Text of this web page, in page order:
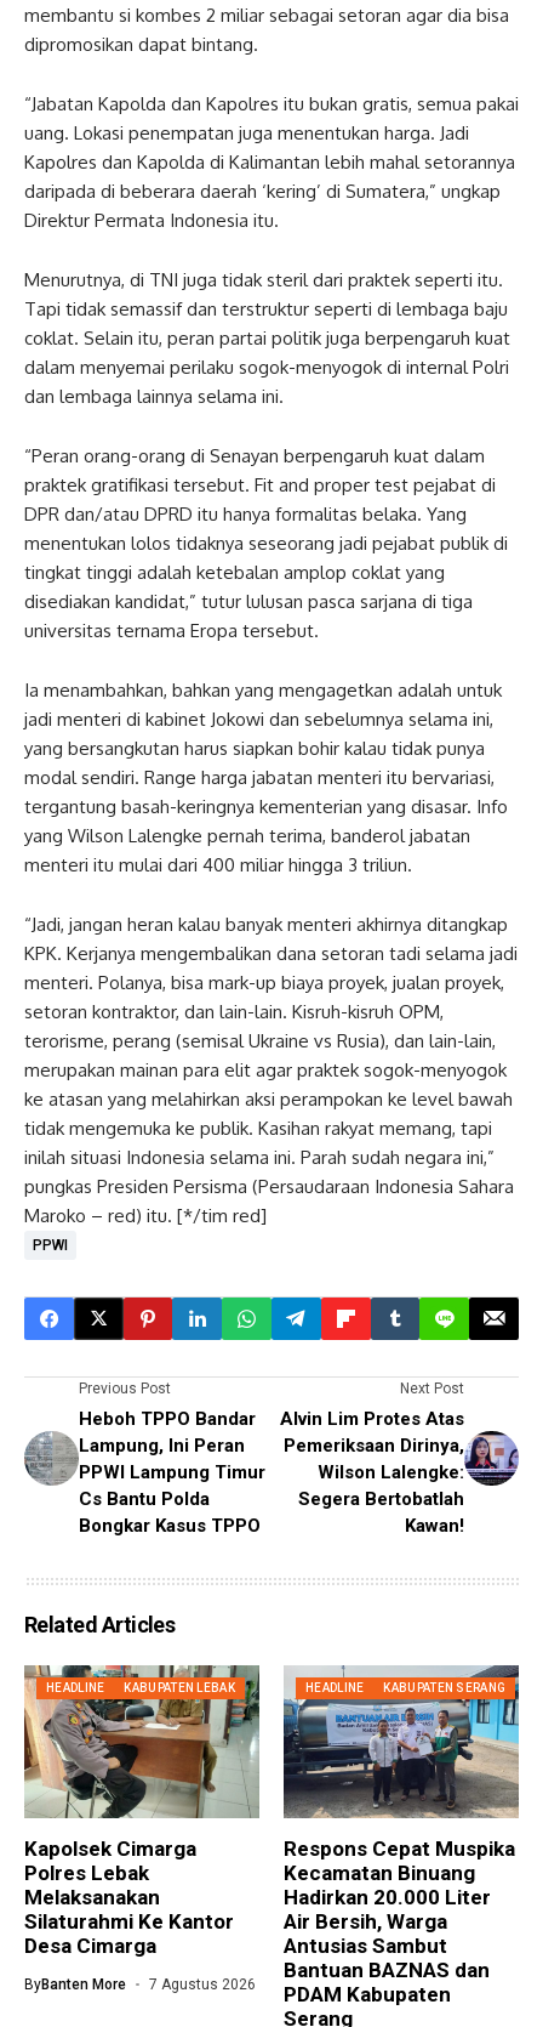
membantu si kombes 2 miliar sebagai setoran agar dia bisa
dipromosikan dapat bintang.
“Jabatan Kapolda dan Kapolres itu bukan gratis, semua pakai
uang. Lokasi penempatan juga menentukan harga. Jadi
Kapolres dan Kapolda di Kalimantan lebih mahal setorannya
daripada di beberara daerah ‘kering’ di Sumatera,” ungkap
Direktur Permata Indonesia itu.
Menurutnya, di TNI juga tidak steril dari praktek seperti itu.
Tapi tidak semassif dan terstruktur seperti di lembaga baju
coklat. Selain itu, peran partai politik juga berpengaruh kuat
dalam menyemai perilaku sogok-menyogok di internal Polri
dan lembaga lainnya selama ini.
“Peran orang-orang di Senayan berpengaruh kuat dalam
praktek gratifikasi tersebut. Fit and proper test pejabat di
DPR dan/atau DPRD itu hanya formalitas belaka. Yang
menentukan lolos tidaknya seseorang jadi pejabat publik di
tingkat tinggi adalah ketebalan amplop coklat yang
disediakan kandidat,” tutur lulusan pasca sarjana di tiga
universitas ternama Eropa tersebut.
Ia menambahkan, bahkan yang mengagetkan adalah untuk
jadi menteri di kabinet Jokowi dan sebelumnya selama ini,
yang bersangkutan harus siapkan bohir kalau tidak punya
modal sendiri. Range harga jabatan menteri itu bervariasi,
tergantung basah-keringnya kementerian yang disasar. Info
yang Wilson Lalengke pernah terima, banderol jabatan
menteri itu mulai dari 400 miliar hingga 3 triliun.
“Jadi, jangan heran kalau banyak menteri akhirnya ditangkap
KPK. Kerjanya mengembalikan dana setoran tadi selama jadi
menteri. Polanya, bisa mark-up biaya proyek, jualan proyek,
setoran kontraktor, dan lain-lain. Kisruh-kisruh OPM,
terorisme, perang (semisal Ukraine vs Rusia), dan lain-lain,
merupakan mainan para elit agar praktek sogok-menyogok
ke atasan yang melahirkan aksi perampokan ke level bawah
tidak mengemuka ke publik. Kasihan rakyat memang, tapi
inilah situasi Indonesia selama ini. Parah sudah negara ini,”
pungkas Presiden Persisma (Persaudaraan Indonesia Sahara
Maroko – red) itu. [*/tim red]
PPWI
Previous Post
Heboh TPPO Bandar
Lampung, Ini Peran
PPWI Lampung Timur
Cs Bantu Polda
Bongkar Kasus TPPO
Next Post
Alvin Lim Protes Atas
Pemeriksaan Dirinya,
Wilson Lalengke:
Segera Bertobatlah
Kawan!
Related Articles
HEADLINE KABUPATEN LEBAK
Kapolsek Cimarga
Polres Lebak
Melaksanakan
Silaturahmi Ke Kantor
Desa Cimarga
ByBanten More 7 Agustus 2026
HEADLINE KABUPATEN SERANG
Respons Cepat Muspika
Kecamatan Binuang
Hadirkan 20.000 Liter
Air Bersih, Warga
Antusias Sambut
Bantuan BAZNAS dan
PDAM Kabupaten
Serang